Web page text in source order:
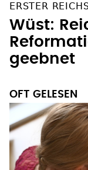
ERSTER
Wüst:
geebnet
OFT GELESEN